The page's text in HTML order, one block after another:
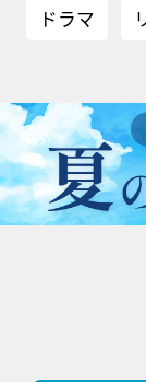
ドラマ